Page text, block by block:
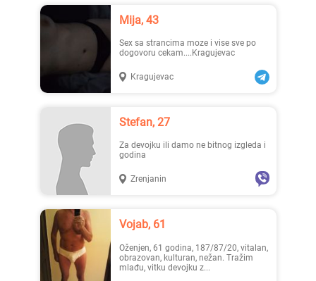
Teodo..., 43
Mija, 43
Sex sa strancima moze i vise sve po
dogovoru cekam....Kragujevac
Kragujevac
Stefan, 27
Za devojku ili damo ne bitnog izgleda i
godina
Zrenjanin
Vojab, 61
Oženjen, 61 godina, 187/87/20, vitalan,
obrazovan, kulturan, nežan. Tražim
mlađu, vitku devojku z...